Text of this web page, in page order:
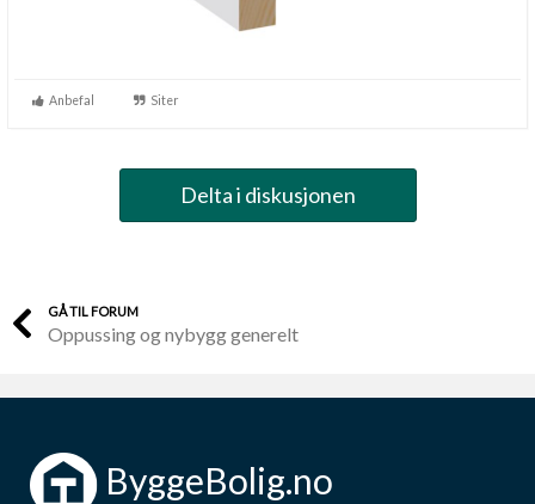
Anbefal Siter
Delta i diskusjonen
GÅ TIL FORUM
Oppussing og nybygg generelt
ByggeBolig.no